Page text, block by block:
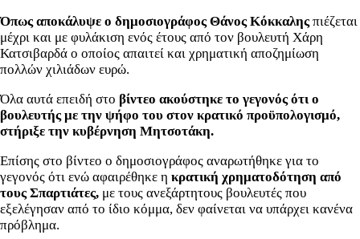
Όπως αποκάλυψε ο δημοσιογράφος Θάνος Κόκκαληςπιέζεται
μέχρι και με φυλάκιση ενός έτους από τον βουλευτή Χάρη
Κατσιβαρδά ο οποίος απαιτεί και χρηματική αποζημίωση
πολλών χιλιάδων ευρώ.
Όλα αυτά επειδή στο βίντεο ακούστηκε το γεγονός ότι ο
βουλευτής με την ψήφο του στον κρατικό προϋπολογισμό,
στήριξε την κυβέρνηση Μητσοτάκη.
Επίσης στο βίντεο ο δημοσιογράφος αναρωτήθηκε για το
γεγονός ότι ενώ αφαιρέθηκε η κρατική χρηματοδότηση από
τους Σπαρτιάτες, με τους ανεξάρτητους βουλευτές που
εξελέγησαν από το ίδιο κόμμα, δεν φαίνεται να υπάρχει κανένα
πρόβλημα.